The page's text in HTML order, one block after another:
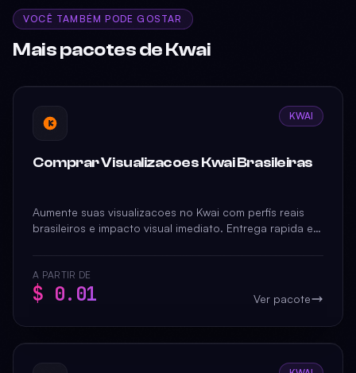
VOCÊ TAMBÉM PODE GOSTAR
Mais pacotes de Kwai
KWAI
Comprar Visualizacoes Kwai Brasileiras
Aumente suas visualizacoes no Kwai com perfis reais
brasileiros e impacto visual imediato. Entrega rapida e
A PARTIR DE
$ 0.01 Ver pacote